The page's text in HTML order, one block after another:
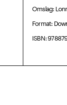
Omslag:
Format:
ISBN: